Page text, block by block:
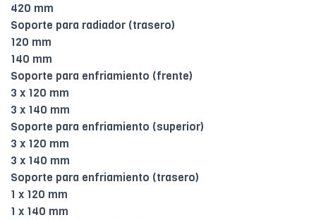
420 mm
Soporte para radiador (trasero)
120 mm
140 mm
Soporte para enfriamiento (frente)
3 x 120 mm
3 x 140 mm
Soporte para enfriamiento (superior)
3 x 120 mm
3 x 140 mm
Soporte para enfriamiento (trasero)
1 x 120 mm
1 x 140 mm